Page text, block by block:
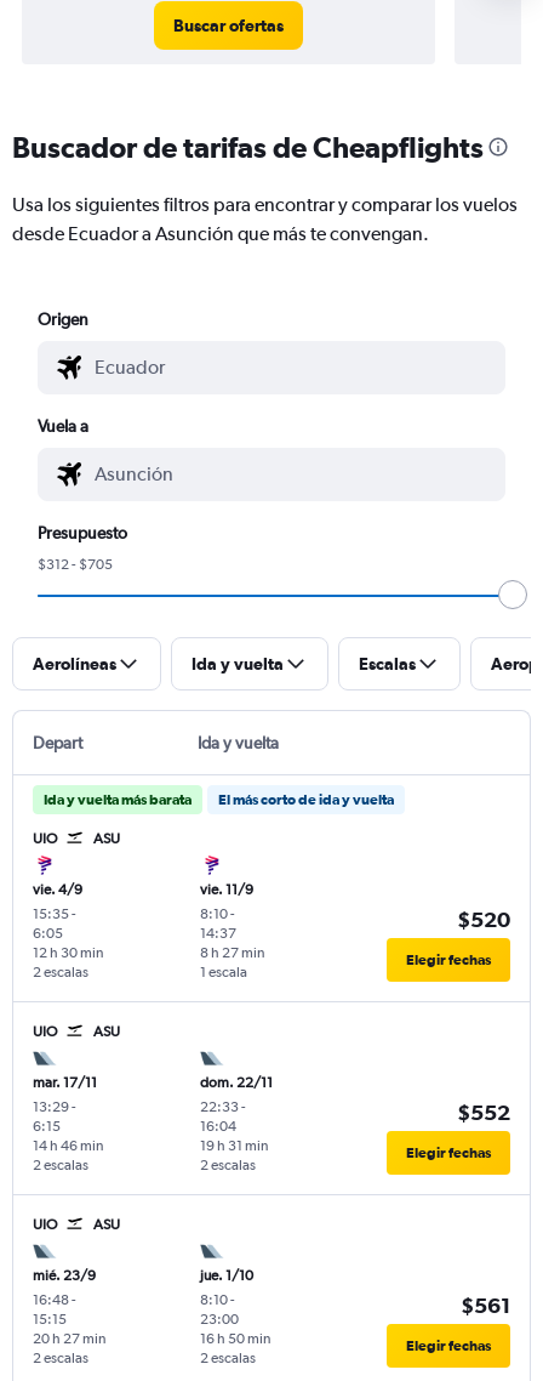
Buscar ofertas
Buscador de tarifas de Cheapflights
Usa los siguientes filtros para encontrar y comparar los vuelos
desde Ecuador a Asunción que más te convengan.
Origen
Vuela a
Presupuesto
$312 - $705
Aerolíneas Ida y vuelta Escalas
Depart Ida y vuelta
Ida y vuelta más barata El más corto de ida y vuelta
UIO ASU
vie. 4/9
15:35-
6:05
2 escalas
12 h 30 min
vie. 11/9
8:10-
14:37
1 escala
8 h 27 min
$520
Elegir fechas
UIO ASU
mar. 17/11
13:29-
6:15
2 escalas
14 h 46 min
dom. 22/11
22:33-
16:04
2 escalas
19 h 31 min
$552
Elegir fechas
UIO ASU
mié. 23/9
16:48-
15:15
2 escalas
20 h 27 min
jue. 1/10
8:10-
23:00
2 escalas
16 h 50 min
$561
Elegir fechas